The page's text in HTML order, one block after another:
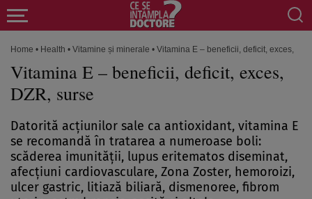
Home • Health • Vitamine și minerale • Vitamina E – beneficii, deficit, exces,
Vitamina E – beneficii, deficit, exces,
DZR, surse
Datorită acţiunilor sale ca antioxidant, vitamina E
se recomandă în tratarea a numeroase boli:
scăderea imunităţii, lupus eritematos diseminat,
afecţiuni cardiovasculare, Zona Zoster, hemoroizi,
ulcer gastric, litiază biliară, dismenoree, fibrom